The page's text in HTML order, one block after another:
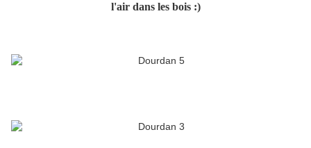
l'air dans les bois :)